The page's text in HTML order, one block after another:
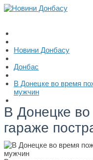
Новини Донбасу
Донбас
В Донецке во время
мужчин
В Донецке
гараже